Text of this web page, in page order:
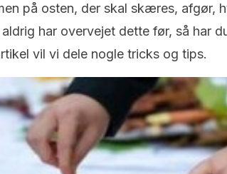
på osten, der skal skæres, afgør,
har overvejet dette før, så har
vil vi dele nogle tricks og tips.